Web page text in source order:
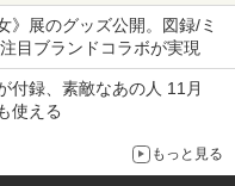
》展のグッズ公開。図録/ミ
目ブランドコラボが実現
付録、素敵なあの人 11月
使える
もっと見る